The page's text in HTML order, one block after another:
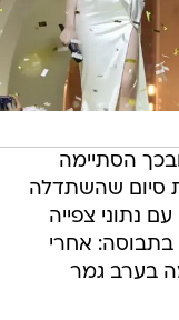
ובכך הסתיימה
סיום שהשתדלה
נתוני צפייה
בתבוסה: אחרי
בערב גמר